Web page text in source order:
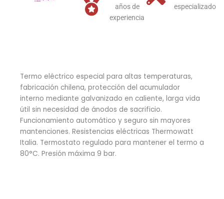
años de
experiencia
especializado
Termo eléctrico especial para altas temperaturas,
fabricación chilena, protección del acumulador
interno mediante galvanizado en caliente, larga vida
útil sin necesidad de ánodos de sacrificio.
Funcionamiento automático y seguro sin mayores
mantenciones. Resistencias eléctricas Thermowatt
Italia. Termostato regulado para mantener el termo a
80°C. Presión máxima 9 bar.